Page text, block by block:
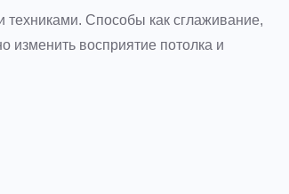
техниками. Способы как сглаживание,
изменить восприятие потолка и